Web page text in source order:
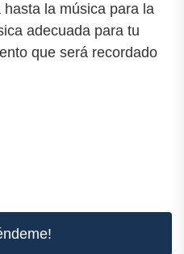
la música para la
adecuada para tu
que será recordado